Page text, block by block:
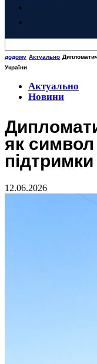
додому Актуально
України
Актуально
Новини
як
12.06.2026